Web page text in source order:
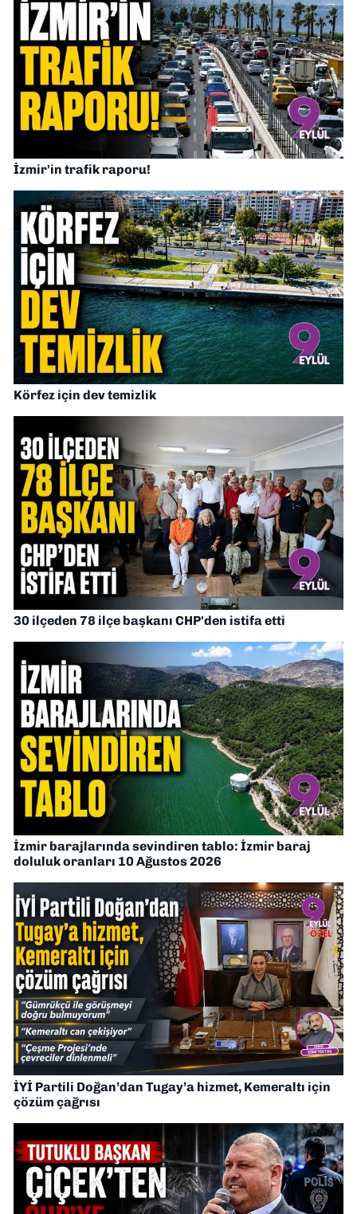
İzmir'in trafik raporu!
Körfez için dev temizlik
30 ilçeden 78 ilçe başkanı CHP'den istifa etti
İzmir barajlarında sevindiren tablo: İzmir baraj
doluluk oranları 10 Ağustos 2026
İYİ Partili Doğan’dan Tugay’a hizmet, Kemeraltı için
çözüm çağrısı